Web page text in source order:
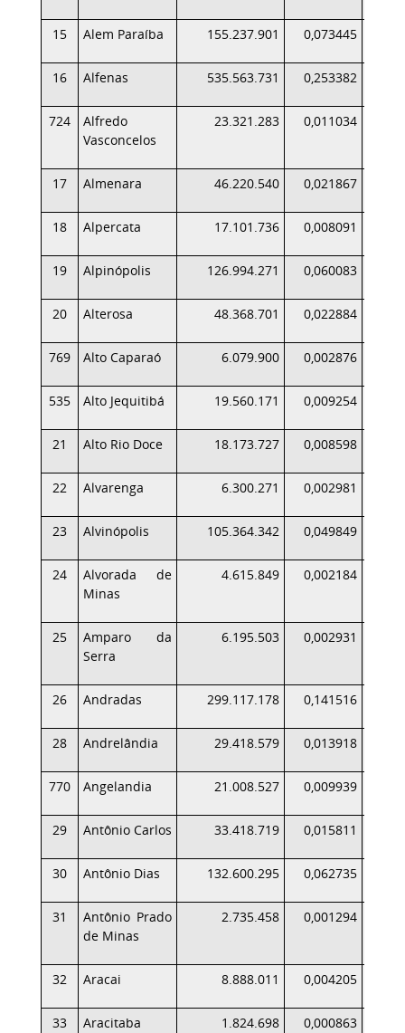
15 Alem Paraíba 155.237.901 0,073445
16 Alfenas 535.563.731 0,253382
724
Alfredo
Vasconcelos
23.321.283 0,011034
17 Almenara 46.220.540 0,021867
18 Alpercata 17.101.736 0,008091
19 Alpinópolis 126.994.271 0,060083
20 Alterosa 48.368.701 0,022884
769 Alto Caparaó 6.079.900 0,002876
535 Alto Jequitibá 19.560.171 0,009254
21 Alto Rio Doce 18.173.727 0,008598
22 Alvarenga 6.300.271 0,002981
23 Alvinópolis 105.364.342 0,049849
24
Alvorada de
Minas
4.615.849 0,002184
25
Amparo da
Serra
6.195.503 0,002931
26 Andradas 299.117.178 0,141516
28 Andrelândia 29.418.579 0,013918
770 Angelandia 21.008.527 0,009939
29 Antônio Carlos 33.418.719 0,015811
30 Antônio Dias 132.600.295 0,062735
31
Antônio Prado
de Minas
2.735.458 0,001294
32 Aracai 8.888.011 0,004205
33 Aracitaba 1.824.698 0,000863